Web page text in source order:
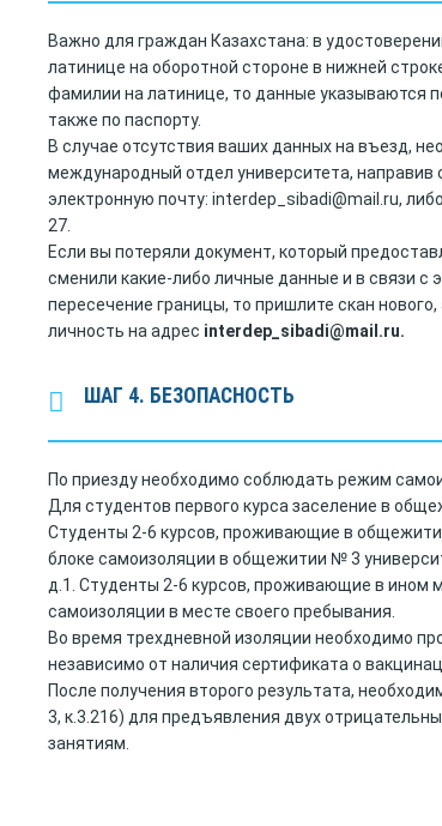
Важно для граждан Казахстана: в
латинице на оборотной стороне в нижней
фамилии на латинице, то данные указываются
также по паспорту.
В случае отсутствия ваших данных на въезд,
международный отдел университета,
электронную почту: interdep_sibadi@mail.ru,
27.
Если вы потеряли документ, который
сменили какие-либо личные данные и в связи с
пересечение границы, то пришлите скан
личность на адрес interdep_sibadi@mail.ru.
ШАГ 4. БЕЗОПАСНОСТЬ
По приезду необходимо соблюдать режим
Для студентов первого курса заселение в
Студенты 2-6 курсов, проживающие в
блоке самоизоляции в общежитии № 3
д.1. Студенты 2-6 курсов, проживающие в ином
самоизоляции в месте своего пребывания.
Во время трехдневной изоляции необходимо
независимо от наличия сертификата о
После получения второго результата,
3, к.3.216) для предъявления двух
занятиям.